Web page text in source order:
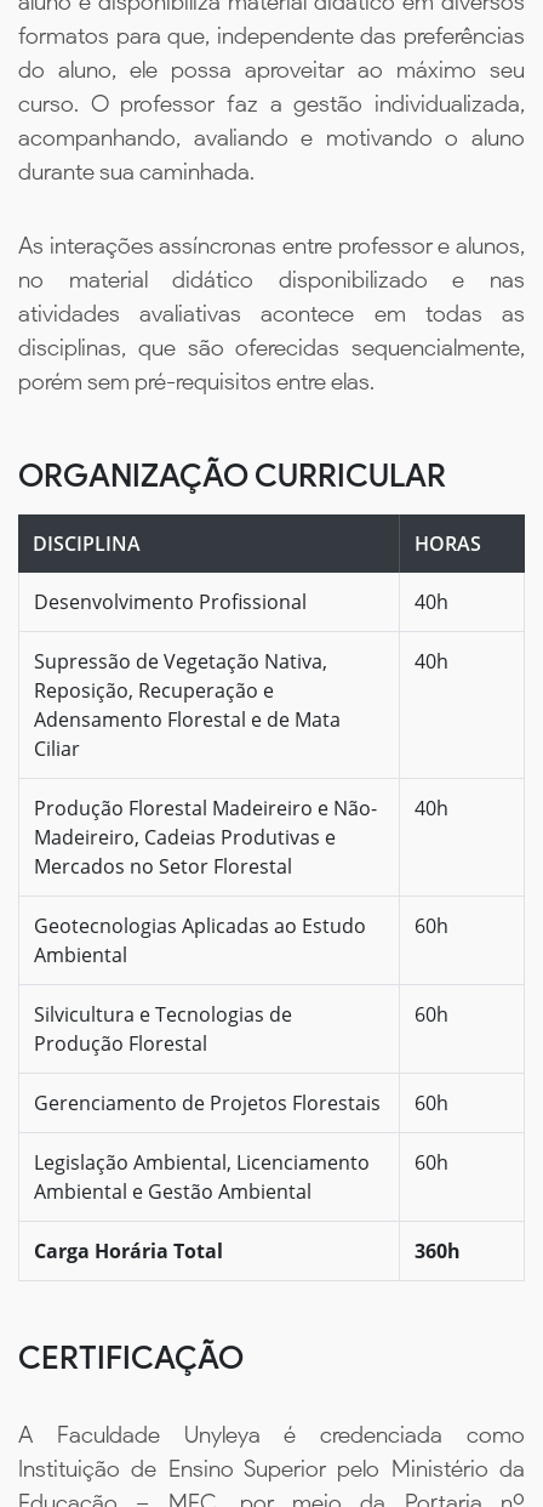
formatos para que, independente das preferências
do aluno, ele possa aproveitar ao máximo seu
curso. O professor faz a gestão individualizada,
acompanhando, avaliando e motivando o aluno
durante sua caminhada.
As interações assíncronas entre professor e alunos,
no material didático disponibilizado e nas
atividades avaliativas acontece em todas as
disciplinas, que são oferecidas sequencialmente,
porém sem pré-requisitos entre elas.
ORGANIZAÇÃO CURRICULAR
DISCIPLINA HORAS
Desenvolvimento Profissional 40h
Supressão de Vegetação Nativa,
Reposição, Recuperação e
Adensamento Florestal e de Mata
Ciliar
40h
Produção Florestal Madeireiro e Não-
Madeireiro, Cadeias Produtivas e
Mercados no Setor Florestal
40h
Geotecnologias Aplicadas ao Estudo
Ambiental
60h
Silvicultura e Tecnologias de
Produção Florestal
60h
Gerenciamento de Projetos Florestais 60h
Legislação Ambiental, Licenciamento
Ambiental e Gestão Ambiental
60h
Carga Horária Total 360h
CERTIFICAÇÃO
A Faculdade Unyleya é credenciada como
Instituição de Ensino Superior pelo Ministério da